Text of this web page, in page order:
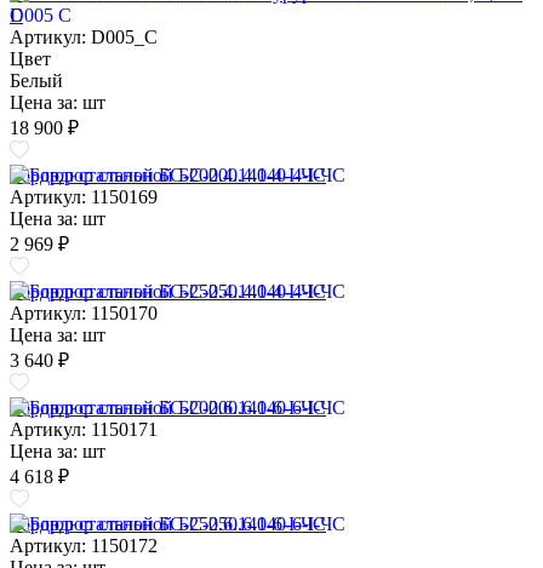
C
Артикул: D005_C
Цвет
Белый
Цена за: шт
18 900 ₽
Бордюр стальной БС-200.4.140-4-I-ЧС
Артикул: 1150169
Цена за: шт
2 969 ₽
Бордюр стальной БС-250.4.140-4-I-ЧС
Артикул: 1150170
Цена за: шт
3 640 ₽
Бордюр стальной БС-200.6.140-6-I-ЧС
Артикул: 1150171
Цена за: шт
4 618 ₽
Бордюр стальной БС-250.6.140-6-I-ЧС
Артикул: 1150172